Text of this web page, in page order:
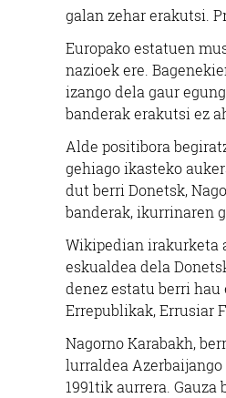
galan zehar erakutsi.
Europako estatuen
nazioek ere.
izango dela gaur
banderak erakutsi ez
Alde positibora
gehiago ikasteko
dut berri Donetsk,
banderak, ikurrinaren
Wikipedian irakurketa
eskualdea dela
denez estatu berri
Errepublikak, Errusiar
Nagorno Karabakh,
lurraldea
1991tik aurrera.